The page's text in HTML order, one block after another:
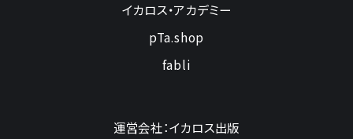
イカロス・アカデミー
pTa.shop
fabli
運営会社：イカロス出版